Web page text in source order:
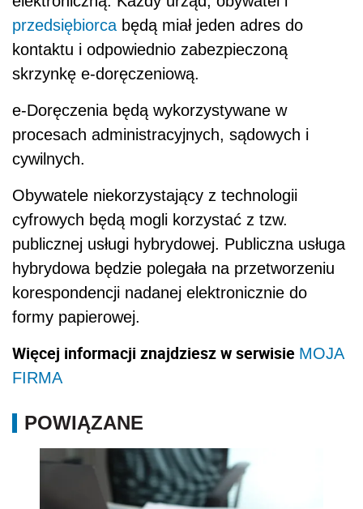
przedsiębiorca będą miał jeden adres do
kontaktu i odpowiednio zabezpieczoną
skrzynkę e-doręczeniową.
e-Doręczenia będą wykorzystywane w
procesach administracyjnych, sądowych i
cywilnych.
Obywatele niekorzystający z technologii
cyfrowych będą mogli korzystać z tzw.
publicznej usługi hybrydowej. Publiczna usługa
hybrydowa będzie polegała na przetworzeniu
korespondencji nadanej elektronicznie do
formy papierowej.
Więcej informacji znajdziesz w serwisie MOJA
FIRMA
POWIĄZANE